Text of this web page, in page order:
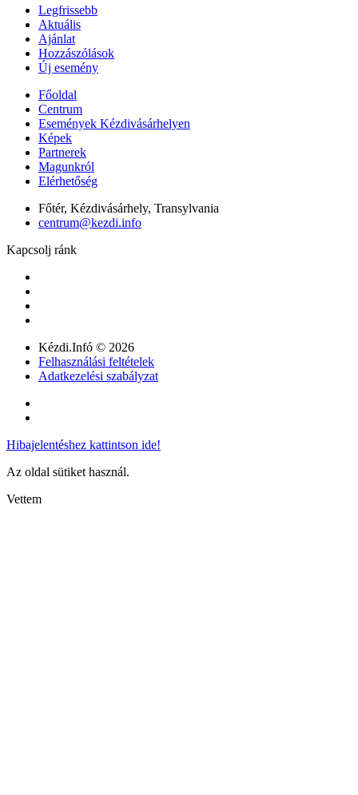
Legfrissebb
Aktuális
Ajánlat
Hozzászólások
Új esemény
Főoldal
Centrum
Események Kézdivásárhelyen
Képek
Partnerek
Magunkról
Elérhetőség
Főtér, Kézdivásárhely, Transylvania
centrum@kezdi.info
Kapcsolj ránk
Kézdi.Infó © 2026
Felhasználási feltételek
Adatkezelési szabályzat
Hibajelentéshez kattintson ide!
Az oldal sütiket használ.
Vettem